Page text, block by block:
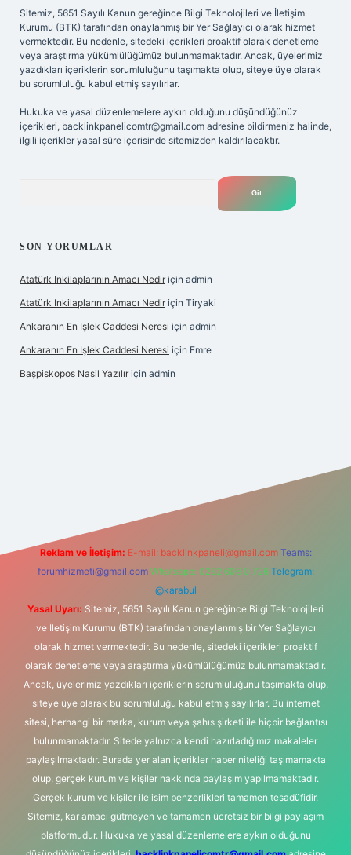
Sitemiz, 5651 Sayılı Kanun gereğince Bilgi Teknolojileri ve İletişim
Kurumu (BTK) tarafından onaylanmış bir Yer Sağlayıcı olarak hizmet
vermektedir. Bu nedenle, sitedeki içerikleri proaktif olarak denetleme
veya araştırma yükümlülüğümüz bulunmamaktadır. Ancak, üyelerimiz
yazdıkları içeriklerin sorumluluğunu taşımakta olup, siteye üye olarak
bu sorumluluğu kabul etmiş sayılırlar.
Hukuka ve yasal düzenlemelere aykırı olduğunu düşündüğünüz
içerikleri, backlinkpanelicomtr@gmail.com adresine bildirmeniz halinde,
ilgili içerikler yasal süre içerisinde sitemizden kaldırılacaktır.
SON YORUMLAR
Atatürk Inkilaplarının Amacı Nedir için admin
Atatürk Inkilaplarının Amacı Nedir için Tiryaki
Ankaranın En Işlek Caddesi Neresi için admin
Ankaranın En Işlek Caddesi Neresi için Emre
Başpiskopos Nasil Yazılır için admin
Reklam ve İletişim: E-mail: backlinkpaneli@gmail.com Teams:
forumhizmeti@gmail.com Whatsapp: 0262 606 0 726 Telegram:
@karabul
Yasal Uyarı: Sitemiz, 5651 Sayılı Kanun gereğince Bilgi Teknolojileri
ve İletişim Kurumu (BTK) tarafından onaylanmış bir Yer Sağlayıcı
olarak hizmet vermektedir. Bu nedenle, sitedeki içerikleri proaktif
olarak denetleme veya araştırma yükümlülüğümüz bulunmamaktadır.
Ancak, üyelerimiz yazdıkları içeriklerin sorumluluğunu taşımakta olup,
siteye üye olarak bu sorumluluğu kabul etmiş sayılırlar. Bu internet
sitesi, herhangi bir marka, kurum veya şahıs şirketi ile hiçbir bağlantısı
bulunmamaktadır. Sitede yalnızca kendi hazırladığımız makaleler
paylaşılmaktadır. Burada yer alan içerikler haber niteliği taşımamakta
olup, gerçek kurum ve kişiler hakkında paylaşım yapılmamaktadır.
Gerçek kurum ve kişiler ile isim benzerlikleri tamamen tesadüfidir.
Sitemiz, kar amacı gütmeyen ve tamamen ücretsiz bir bilgi paylaşım
platformudur. Hukuka ve yasal düzenlemelere aykırı olduğunu